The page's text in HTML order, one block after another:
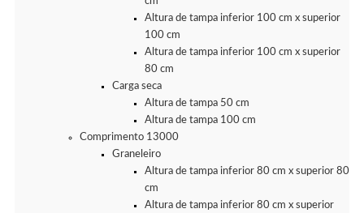
Altura de tampa inferior 100 cm x superior
100 cm
Altura de tampa inferior 100 cm x superior
80 cm
Carga seca
Altura de tampa 50 cm
Altura de tampa 100 cm
Comprimento 13000
Graneleiro
Altura de tampa inferior 80 cm x superior 80
cm
Altura de tampa inferior 80 cm x superior